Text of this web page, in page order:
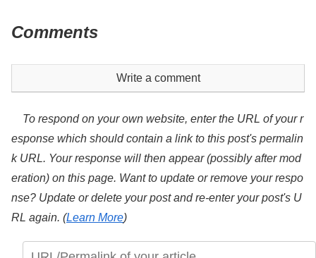
Comments
Write a comment
To respond on your own website, enter the URL of your r
esponse which should contain a link to this post's permalin
k URL. Your response will then appear (possibly after mod
eration) on this page. Want to update or remove your respo
nse? Update or delete your post and re-enter your post's U
RL again. (Learn More)